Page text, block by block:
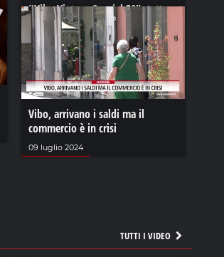
“Vibo Vintage Special 50”, tutto
pronto per la seconda edizione
05 agosto 2023
Vibo, arrivano i saldi ma il
commercio è in crisi
09 luglio 2024
TUTTI I VIDEO